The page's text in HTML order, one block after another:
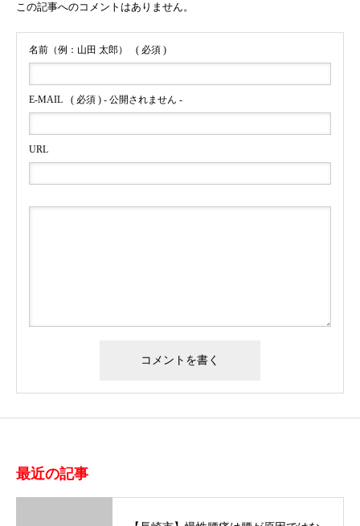
この記事へのコメントはありません。
名前（例：山田 太郎） ( 必須 )
E-MAIL ( 必須 ) - 公開されません -
URL
最近の記事